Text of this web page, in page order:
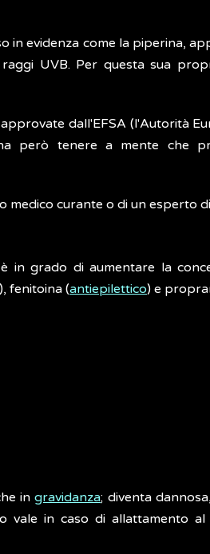
in evidenza come la piperina,
UVB. Per questa sua
dall'EFSA (l'Autorità
però tenere a mente che
curante o di un esperto
grado di aumentare la
fenitoina (antiepilettico) e
ingravidanza; diventa
vale in caso di allattamento